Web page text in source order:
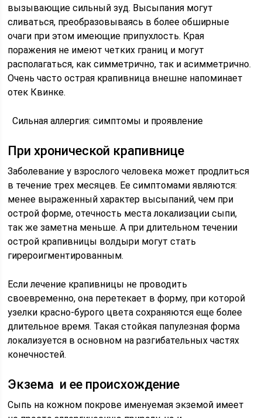
вызывающие сильный зуд. Высыпания могут
сливаться, преобразовываясь в более обширные
очаги при этом имеющие припухлость. Края
поражения не имеют четких границ и могут
располагаться, как симметрично, так и асимметрично.
Очень часто острая крапивница внешне напоминает
отек Квинке.
Cильная аллергия: симптомы и проявление
При хронической крапивнице
Заболевание у взрослого человека может продлиться
в течение трех месяцев. Ее симптомами являются:
менее выраженный характер высыпаний, чем при
острой форме, отечность места локализации сыпи,
так же заметна меньше. А при длительном течении
острой крапивницы волдыри могут стать
гирероигментированным.
Если лечение крапивницы не проводить
своевременно, она перетекает в форму, при которой
узелки красно-бурого цвета сохраняются еще более
длительное время. Такая стойкая папулезная форма
локализуется в основном на разгибательных частях
конечностей.
Экзема и ее происхождение
Сыпь на кожном покрове именуемая экземой имеет